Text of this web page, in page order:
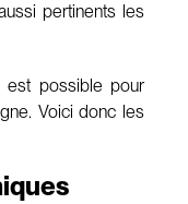
pertinents les
est possible pour
Voici donc les